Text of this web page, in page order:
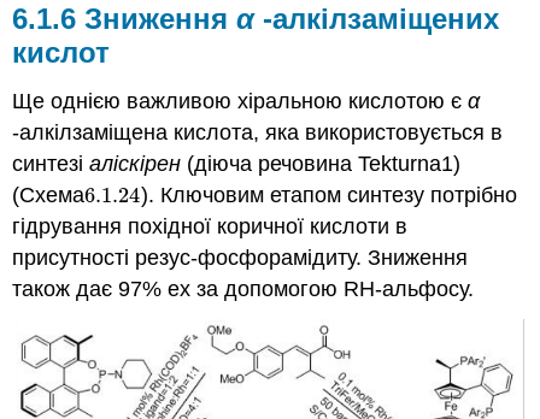
6.1.6 Зниженняα-алкілзаміщених
кислот
Ще однією важливою хіральною кислотою єα
-алкілзаміщена кислота, яка використовується в
синтезіаліскірен (діюча речовина Tekturna1)
(Схема6.1.24
6.1.24). Ключовим етапом синтезу потрібно
гідрування похідної коричної кислоти в
присутності резус-фосфорамідиту. Зниження
також дає 97% ех за допомогою RH-альфосу.